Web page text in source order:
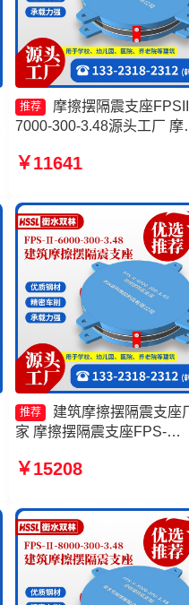
推荐
摩擦摆隔震支座
7000-300-3.48源头工厂 摩
震支座厂家 摩擦摆式橡胶
￥11641
推荐
建筑摩擦摆隔震支座
家 摩擦摆隔震支座FPS-
座厂家 摩擦摆隔震支座
￥15208